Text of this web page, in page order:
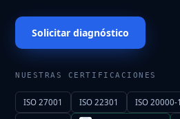
Solicitar diagnóstico
NUESTRAS CERTIFICACIONES
ISO 27001 ISO 22301 ISO 20000-1